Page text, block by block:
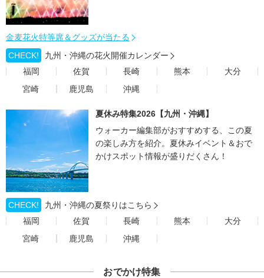
金麦花火特等席＆グッズが当たる
CHECK!
九州・沖縄の花火開催カレンダー
福岡
佐賀 長崎 熊本
大分
宮崎
鹿児島 沖縄
夏休み特集2026【九州・沖縄】
ウォーカー編集部がおすすめする、この夏
の楽しみ方を紹介。夏休みイベント＆おで
かけスポット情報が盛りだくさん！
CHECK!
九州・沖縄の夏祭りはこちら
福岡
佐賀 長崎 熊本
大分
宮崎
鹿児島 沖縄
おでかけ特集